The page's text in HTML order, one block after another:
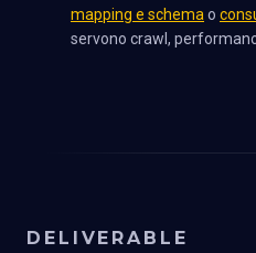
mapping e schema o
servono crawl,
DELIVERABLE